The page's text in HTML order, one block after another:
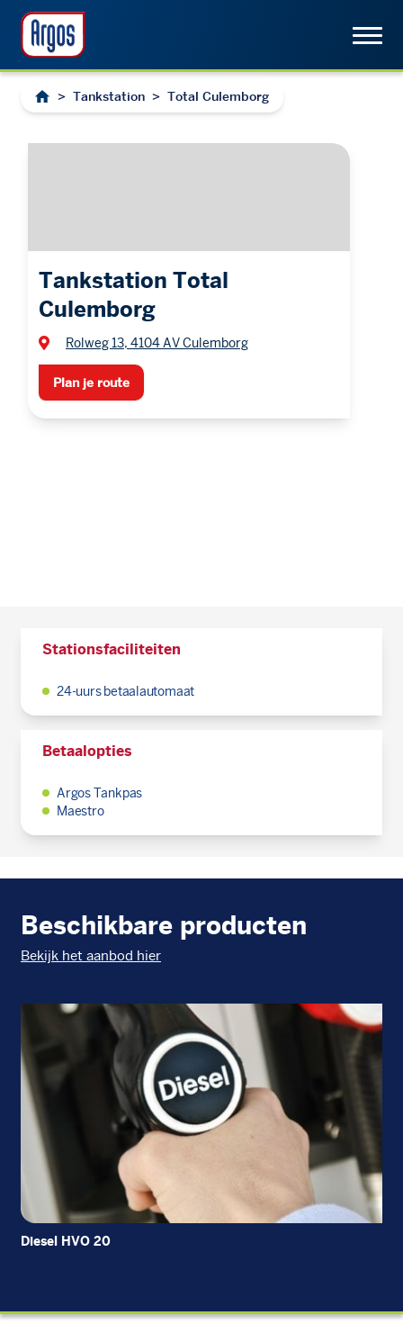
> Tankstation > Total Culemborg
Tankstation Total
Culemborg
Rolweg 13, 4104 AV Culemborg
Plan je route
Stationsfaciliteiten
24-uurs betaalautomaat
Betaalopties
Argos Tankpas
Maestro
Beschikbare producten
Bekijk het aanbod hier
Diesel HVO 20